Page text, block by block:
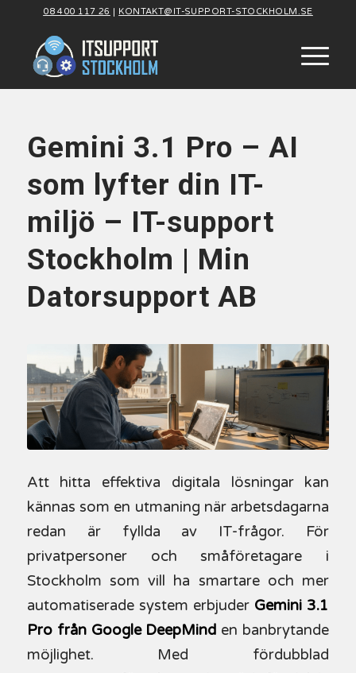
08 400 117 26 | KONTAKT@IT-SUPPORT-STOCKHOLM.SE
Gemini 3.1 Pro – AI
som lyfter din IT-
miljö – IT-support
Stockholm | Min
Datorsupport AB
Att hitta effektiva digitala lösningar kan
kännas som en utmaning när arbetsdagarna
redan är fyllda av IT-frågor. För
privatpersoner och småföretagare i
Stockholm som vill ha smartare och mer
automatiserade system erbjuder Gemini 3.1
Pro från Google DeepMind en banbrytande
möjlighet. Med fördubblad